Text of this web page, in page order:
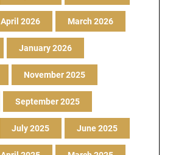
April 2026 March 2026
January 2026
November 2025
September 2025
July 2025 June 2025